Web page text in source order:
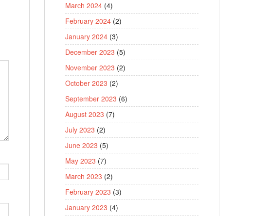
March 2024 (4)
February 2024 (2)
January 2024 (3)
December 2023 (5)
November 2023 (2)
October 2023 (2)
September 2023 (6)
August 2023 (7)
July 2023 (2)
June 2023 (5)
May 2023 (7)
March 2023 (2)
February 2023 (3)
January 2023 (4)